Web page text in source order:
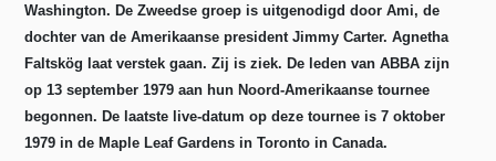
Washington. De Zweedse groep is uitgenodigd door Ami, de
dochter van de Amerikaanse president Jimmy Carter. Agnetha
Faltskög laat verstek gaan. Zij is ziek. De leden van ABBA zijn
op 13 september 1979 aan hun Noord-Amerikaanse tournee
begonnen. De laatste live-datum op deze tournee is 7 oktober
1979 in de Maple Leaf Gardens in Toronto in Canada.